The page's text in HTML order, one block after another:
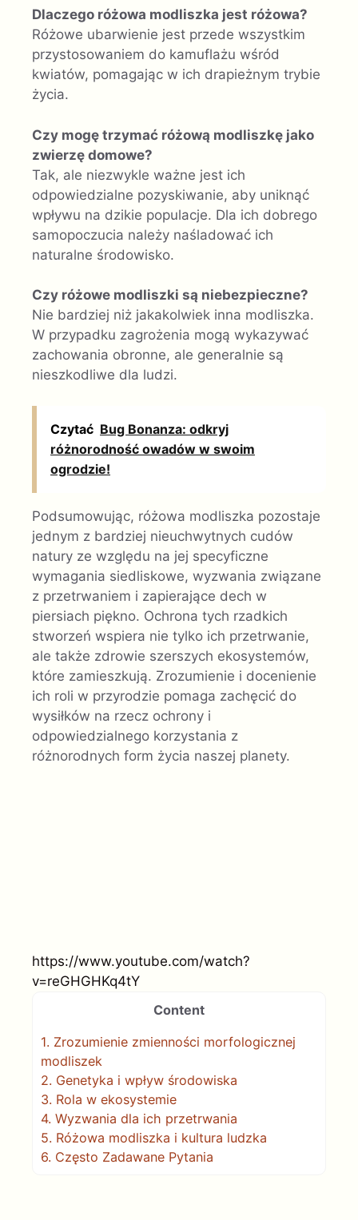
Dlaczego różowa modliszka jest różowa?
Różowe ubarwienie jest przede wszystkim
przystosowaniem do kamuflażu wśród
kwiatów, pomagając w ich drapieżnym trybie
życia.
Czy mogę trzymać różową modliszkę jako
zwierzę domowe?
Tak, ale niezwykle ważne jest ich
odpowiedzialne pozyskiwanie, aby uniknąć
wpływu na dzikie populacje. Dla ich dobrego
samopoczucia należy naśladować ich
naturalne środowisko.
Czy różowe modliszki są niebezpieczne?
Nie bardziej niż jakakolwiek inna modliszka.
W przypadku zagrożenia mogą wykazywać
zachowania obronne, ale generalnie są
nieszkodliwe dla ludzi.
Czytać Bug Bonanza: odkryj
różnorodność owadów w swoim
ogrodzie!
Podsumowując, różowa modliszka pozostaje
jednym z bardziej nieuchwytnych cudów
natury ze względu na jej specyficzne
wymagania siedliskowe, wyzwania związane
z przetrwaniem i zapierające dech w
piersiach piękno. Ochrona tych rzadkich
stworzeń wspiera nie tylko ich przetrwanie,
ale także zdrowie szerszych ekosystemów,
które zamieszkują. Zrozumienie i docenienie
ich roli w przyrodzie pomaga zachęcić do
wysiłków na rzecz ochrony i
odpowiedzialnego korzystania z
różnorodnych form życia naszej planety.
https://www.youtube.com/watch?
v=reGHGHKq4tY
Content
1. Zrozumienie zmienności morfologicznej
modliszek
2. Genetyka i wpływ środowiska
3. Rola w ekosystemie
4. Wyzwania dla ich przetrwania
5. Różowa modliszka i kultura ludzka
6. Często Zadawane Pytania